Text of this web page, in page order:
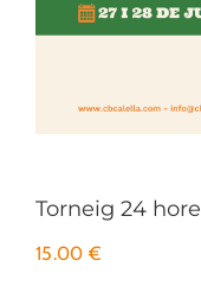
Torneig 24
15.00€